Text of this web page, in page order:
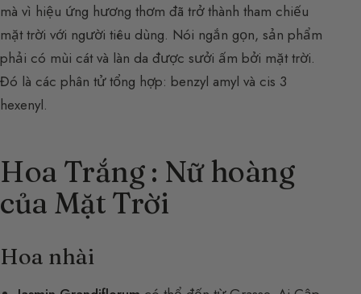
mà vì hiệu ứng hương thơm đã trở thành tham chiếu
mặt trời với người tiêu dùng. Nói ngắn gọn, sản phẩm
phải có mùi cát và làn da được sưởi ấm bởi mặt trời.
Đó là các phân tử tổng hợp: benzyl amyl và cis 3
hexenyl.
Hoa Trắng : Nữ hoàng
của Mặt Trời
Hoa nhài